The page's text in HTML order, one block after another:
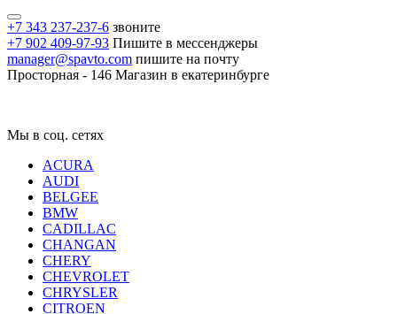
+7 343 237-237-6 звоните
+7 902 409-97-93 Пишите в мессенджеры
manager@spavto.com пишите на почту
Просторная - 146 Магазин в екатеринбурге
Мы в соц. сетях
ACURA
AUDI
BELGEE
BMW
CADILLAC
CHANGAN
CHERY
CHEVROLET
CHRYSLER
CITROEN